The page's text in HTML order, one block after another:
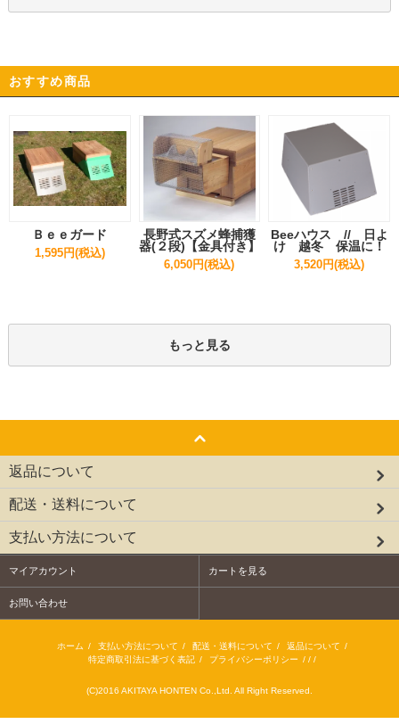
おすすめ商品
Ｂｅｅガード
1,595円(税込)
長野式スズメ蜂捕獲
器(２段)【金具付き】
6,050円(税込)
Beeハウス // 日よ
け 越冬 保温に！
3,520円(税込)
もっと見る
返品について
配送・送料について
支払い方法について
マイアカウント カートを見る
お問い合わせ
ホーム / 支払い方法について / 配送・送料について / 返品について /
特定商取引法に基づく表記 / プライバシーポリシー / / /
(C)2016 AKITAYA HONTEN Co.,Ltd. All Right Reserved.